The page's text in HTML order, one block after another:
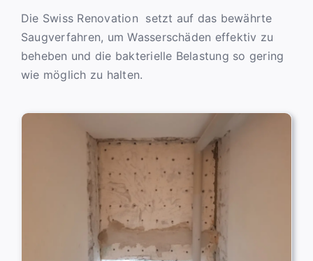
Die Swiss Renovation setzt auf das bewährte
Saugverfahren, um Wasserschäden effektiv zu
beheben und die bakterielle Belastung so gering
wie möglich zu halten.